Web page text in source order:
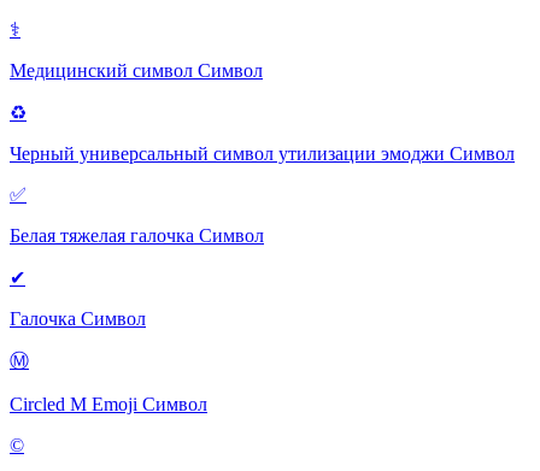
⚕
Медицинский символ Символ
♻
Черный универсальный символ утилизации эмоджи Символ
✅
Белая тяжелая галочка Символ
✔
Галочка Символ
Ⓜ
Circled M Emoji Символ
©